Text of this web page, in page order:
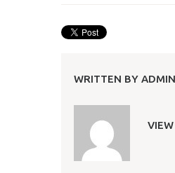
WRITTEN BY